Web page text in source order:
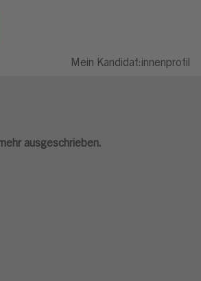
Mein Kandidat:innenprofil
ausgeschrieben.